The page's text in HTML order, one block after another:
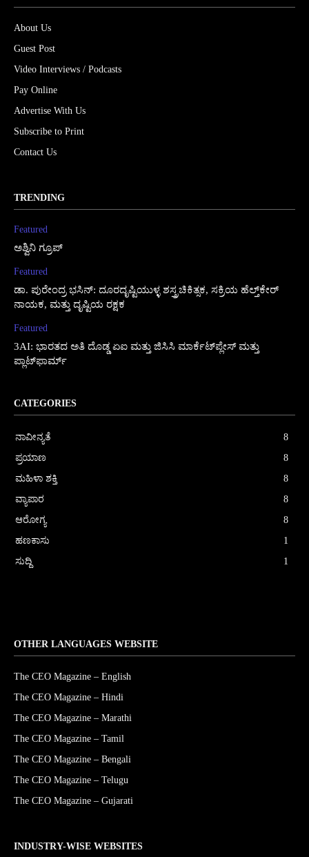
About Us
Guest Post
Video Interviews / Podcasts
Pay Online
Advertise With Us
Subscribe to Print
Contact Us
TRENDING
Featured
ಅಶ್ವಿನಿ ಗ್ರೂಪ್
Featured
ಡಾ. ಪುರೇಂದ್ರ ಭಸಿನ್: ದೂರದೃಷ್ಟಿಯುಳ್ಳ ಶಸ್ತ್ರಚಿಕಿತ್ಸಕ, ಸಕ್ರಿಯ ಹೆಲ್ತ್‌ಕೇರ್
ನಾಯಕ, ಮತ್ತು ದೃಷ್ಟಿಯ ರಕ್ಷಕ
Featured
3AI: ಭಾರತದ ಅತಿ ದೊಡ್ಡ ಏಐ ಮತ್ತು ಜಿಸಿಸಿ ಮಾರ್ಕೆಟ್‌ಪ್ಲೇಸ್ ಮತ್ತು
ಪ್ಲಾಟ್‌ಫಾರ್ಮ್
CATEGORIES
ನಾವೀನ್ಯತೆ
8
ಪ್ರಯಾಣ
8
ಮಹಿಳಾ ಶಕ್ತಿ
8
ವ್ಯಾಪಾರ
8
ಆರೋಗ್ಯ
8
ಹಣಕಾಸು
1
ಸುದ್ದಿ
1
OTHER LANGUAGES WEBSITE
The CEO Magazine – English
The CEO Magazine – Hindi
The CEO Magazine – Marathi
The CEO Magazine – Tamil
The CEO Magazine – Bengali
The CEO Magazine – Telugu
The CEO Magazine – Gujarati
INDUSTRY-WISE WEBSITES